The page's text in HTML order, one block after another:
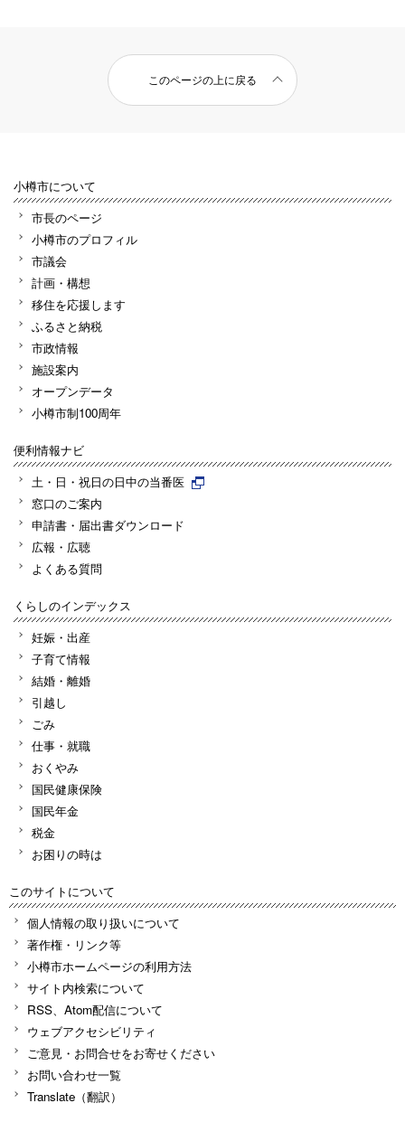
このページの上に戻る
小樽市について
市長のページ
小樽市のプロフィル
市議会
計画・構想
移住を応援します
ふるさと納税
市政情報
施設案内
オープンデータ
小樽市制100周年
便利情報ナビ
土・日・祝日の日中の当番医
窓口のご案内
申請書・届出書ダウンロード
広報・広聴
よくある質問
くらしのインデックス
妊娠・出産
子育て情報
結婚・離婚
引越し
ごみ
仕事・就職
おくやみ
国民健康保険
国民年金
税金
お困りの時は
このサイトについて
個人情報の取り扱いについて
著作権・リンク等
小樽市ホームページの利用方法
サイト内検索について
RSS、Atom配信について
ウェブアクセシビリティ
ご意見・お問合せをお寄せください
お問い合わせ一覧
Translate（翻訳）